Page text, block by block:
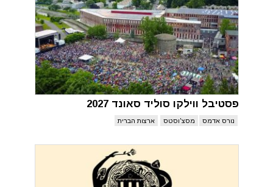
פסטיבל ווילקו סוליד סאונד 2027
נורס אדמס מסצ'וסטס ארצות הברית